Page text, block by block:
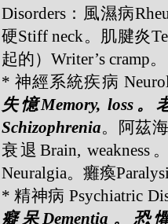
Disorders：風濕病
硬Stiff neck。肌腱炎
起的）Writer’s cramp。
* 神經系統疾病
失憶Memory, loss
Schizophrenia。阿茲
衰退Brain,
Neuralgia。癱瘓
* 精神病 Psychiatric
癡呆Dementia。恐